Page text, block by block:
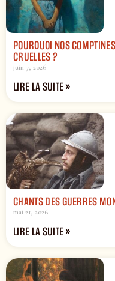
POURQUOI NOS
CRUELLES ?
juin 7, 2026
LIRE LA SUITE »
CHANTS DES GUERRES
mai 21, 2026
LIRE LA SUITE »